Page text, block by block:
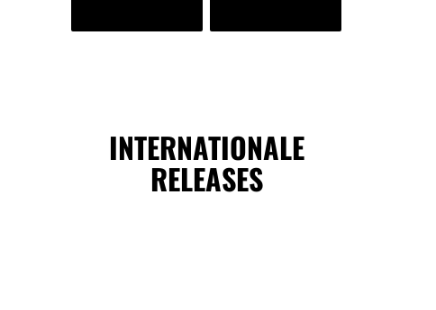
INTERNATIONALE
RELEASES